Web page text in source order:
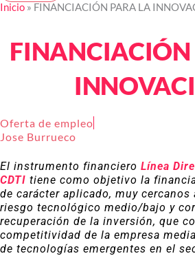
Inicio » FINANCIACIÓN PARA LA
FINANCIACIÓN
Oferta de empleo
Jose Burrueco
El instrumento financiero Línea
CDTI tiene como objetivo la
de carácter aplicado, muy cercanos
riesgo tecnológico medio/bajo y
recuperación de la inversión, que
competitividad de la empresa
de tecnologías emergentes en el